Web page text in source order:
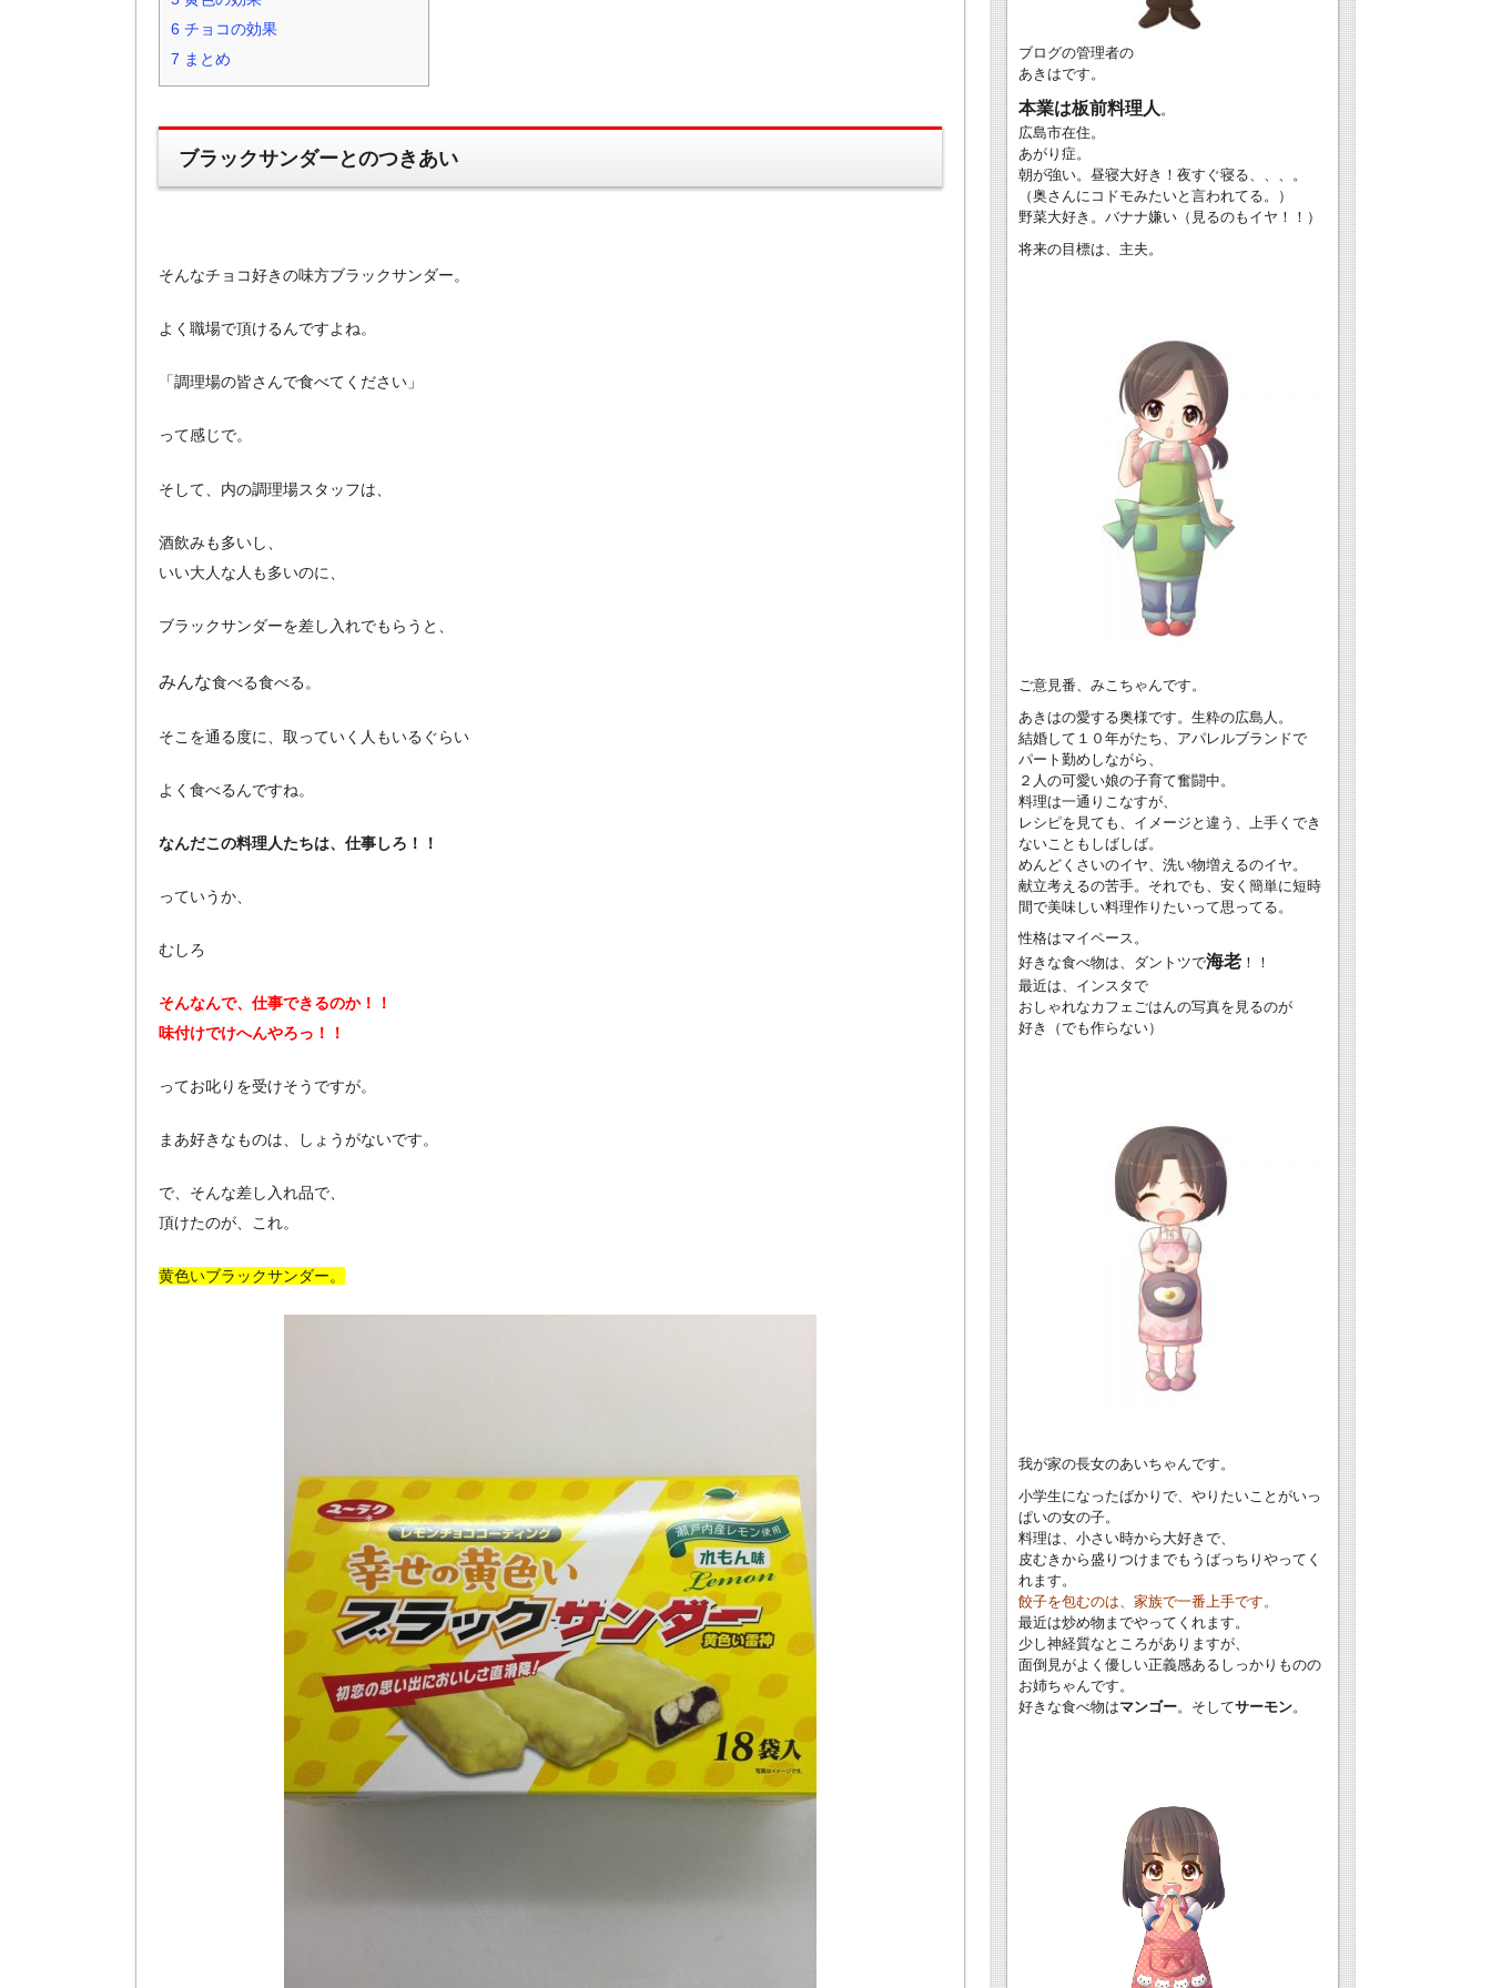
6 チョコの効果
7 まとめ
ブラックサンダーとのつきあい
そんなチョコ好きの味方ブラックサンダー。
よく職場で頂けるんですよね。
「調理場の皆さんで食べてください」
って感じで。
そして、内の調理場スタッフは、
酒飲みも多いし、
いい大人な人も多いのに、
ブラックサンダーを差し入れでもらうと、
みんな食べる食べる。
そこを通る度に、取っていく人もいるぐらい
よく食べるんですね。
なんだこの料理人たちは、仕事しろ！！
っていうか、
むしろ
そんなんで、仕事できるのか！！
味付けでけへんやろっ！！
ってお叱りを受けそうですが。
まあ好きなものは、しょうがないです。
で、そんな差し入れ品で、
頂けたのが、これ。
黄色いブラックサンダー。
ブログの管理者の
あきはです。
本業は板前料理人 。
広島市在住。
あがり症。
朝が強い。昼寝大好き！夜すぐ寝る、、、。
（奥さんにコドモみたいと言われてる。）
野菜大好き。バナナ嫌い（見るのもイヤ！！）
将来の目標は、主夫。
ご意見番、みこちゃんです。
あきはの愛する奥様です。生粋の広島人。
結婚して１０年がたち、アパレルブランドで
パート勤めしながら、
２人の可愛い娘の子育て奮闘中。
料理は一通りこなすが、
レシピを見ても、イメージと違う、上手くでき
ないこともしばしば。
めんどくさいのイヤ、洗い物増えるのイヤ。
献立考えるの苦手。それでも、安く簡単に短時
間で美味しい料理作りたいって思ってる。
性格はマイペース。
好きな食べ物は、ダントツで海老 ！！
最近は、インスタで
おしゃれなカフェごはんの写真を見るのが
好き（でも作らない）
我が家の長女のあいちゃんです。
小学生になったばかりで、やりたいことがいっ
ぱいの女の子。
料理は、小さい時から大好きで、
皮むきから盛りつけまでもうばっちりやってく
れます。
餃子を包むのは、家族で一番上手です。
最近は炒め物までやってくれます。
少し神経質なところがありますが、
面倒見がよく優しい正義感あるしっかりものの
お姉ちゃんです。
好きな食べ物はマンゴー。そしてサーモン。